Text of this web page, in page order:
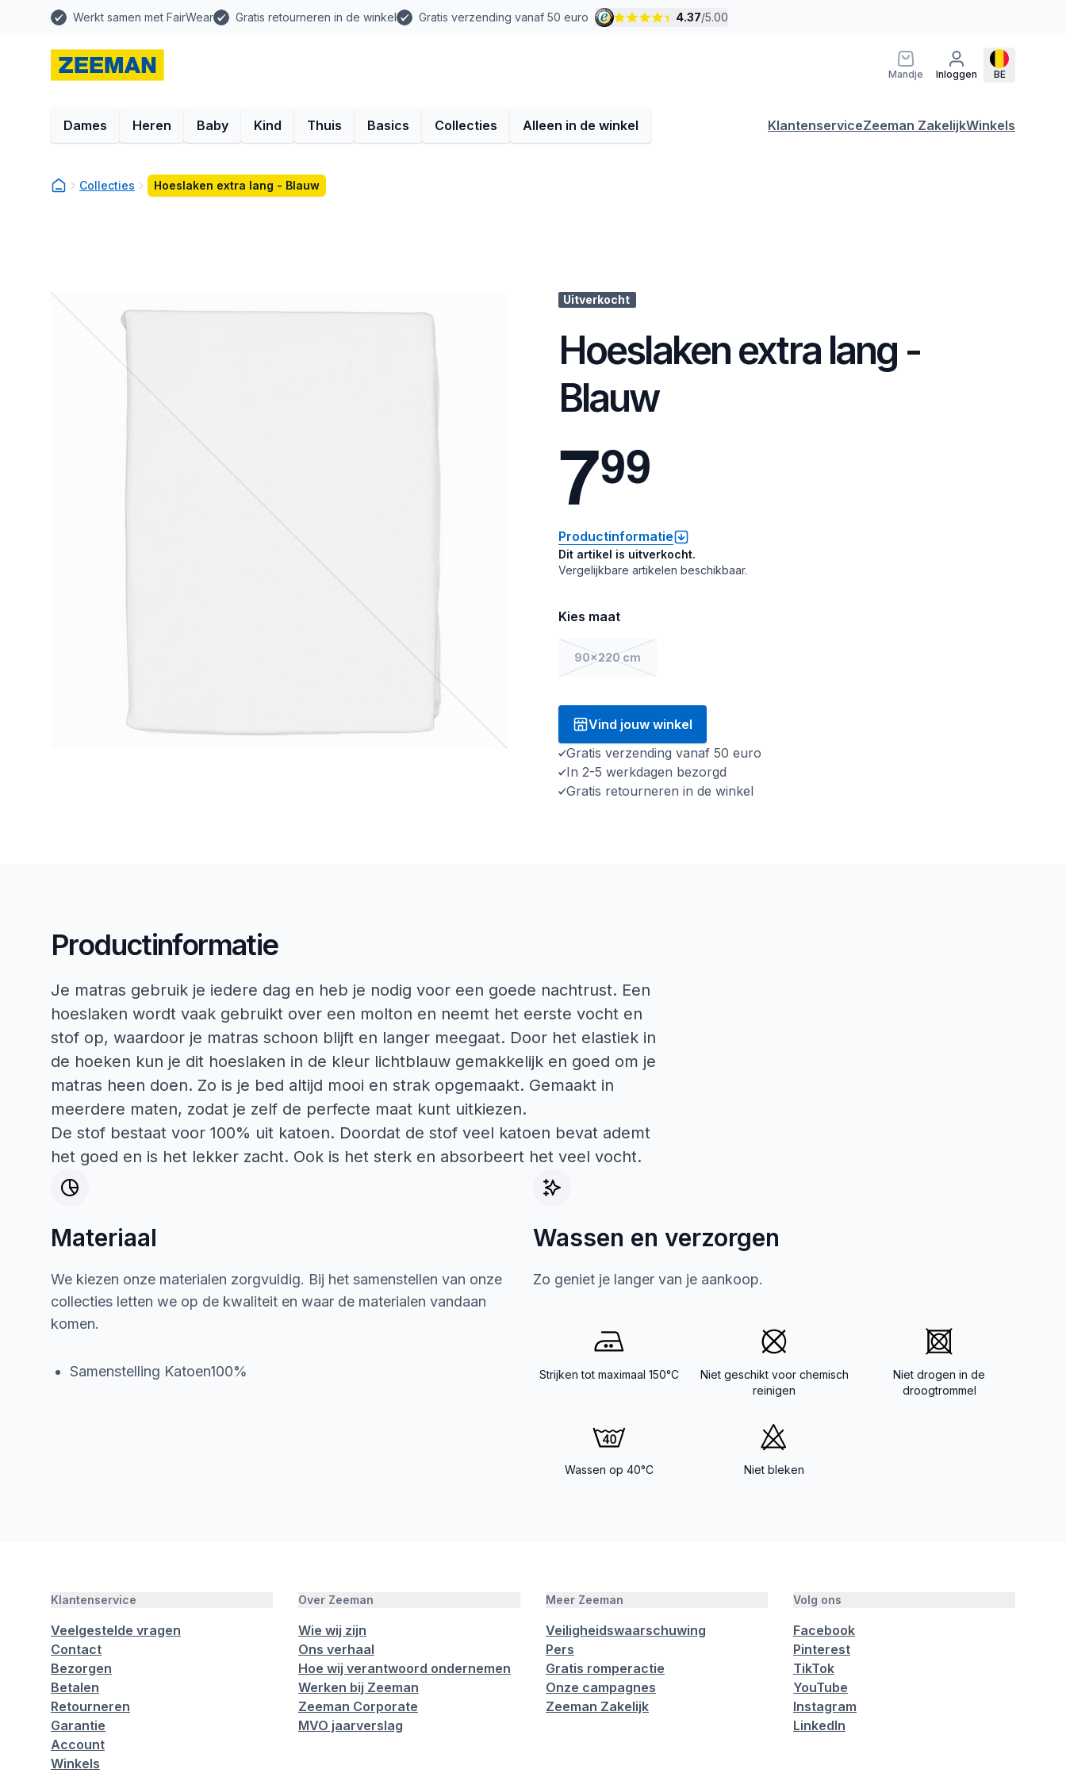
Werkt samen met FairWear Gratis retourneren in de winkel Gratis verzending vanaf 50 euro 4.37/5.00
Mandje Inloggen BE
Dames Heren Baby Kind Thuis Basics Collecties Alleen in de winkel KlantenserviceZeeman ZakelijkWinkels
Collecties Hoeslaken extra lang - Blauw
Uitverkocht
Hoeslaken extra lang -
Blauw
799
Productinformatie
Dit artikel is uitverkocht.
Vergelijkbare artikelen beschikbaar.
Kies maat
90x220 cm
Vind jouw winkel
Gratis verzending vanaf 50 euro
In 2-5 werkdagen bezorgd
Gratis retourneren in de winkel
Productinformatie
Je matras gebruik je iedere dag en heb je nodig voor een goede nachtrust. Een
hoeslaken wordt vaak gebruikt over een molton en neemt het eerste vocht en
stof op, waardoor je matras schoon blijft en langer meegaat. Door het elastiek in
de hoeken kun je dit hoeslaken in de kleur lichtblauw gemakkelijk en goed om je
matras heen doen. Zo is je bed altijd mooi en strak opgemaakt. Gemaakt in
meerdere maten, zodat je zelf de perfecte maat kunt uitkiezen.
De stof bestaat voor 100% uit katoen. Doordat de stof veel katoen bevat ademt
het goed en is het lekker zacht. Ook is het sterk en absorbeert het veel vocht.
Materiaal
We kiezen onze materialen zorgvuldig. Bij het samenstellen van onze
collecties letten we op de kwaliteit en waar de materialen vandaan
komen.
Samenstelling Katoen100%
Wassen en verzorgen
Zo geniet je langer van je aankoop.
Strijken tot maximaal 150°C
Niet geschikt voor chemisch
reinigen
Niet drogen in de
droogtrommel
Wassen op 40°C Niet bleken
Klantenservice
Veelgestelde vragen
Contact
Bezorgen
Betalen
Retourneren
Garantie
Account
Winkels
Over Zeeman
Wie wij zijn
Ons verhaal
Hoe wij verantwoord ondernemen
Werken bij Zeeman
Zeeman Corporate
MVO jaarverslag
Meer Zeeman
Veiligheidswaarschuwing
Pers
Gratis romperactie
Onze campagnes
Zeeman Zakelijk
Volg ons
Facebook
Pinterest
TikTok
YouTube
Instagram
LinkedIn